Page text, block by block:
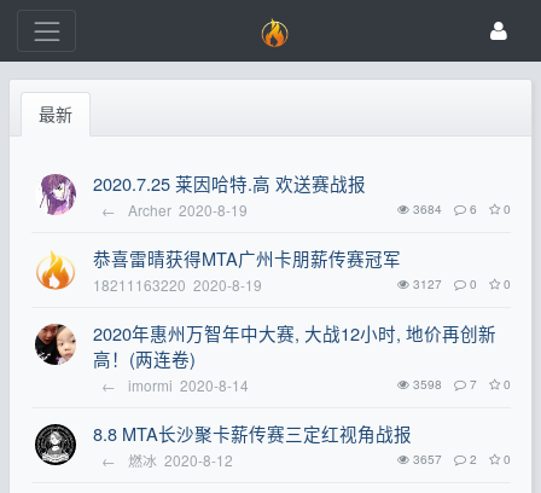
最新
2020.7.25 莱因哈特.高 欢送赛战报
← Archer 2020-8-19 3684 6 0
恭喜雷晴获得MTA广州卡朋薪传赛冠军
18211163220 2020-8-19 3127 0 0
2020年惠州万智年中大赛, 大战12小时, 地价再创新
高！(两连卷)
← imormi 2020-8-14 3598 7 0
8.8 MTA长沙聚卡薪传赛三定红视角战报
← 燃冰 2020-8-12 3657 2 0